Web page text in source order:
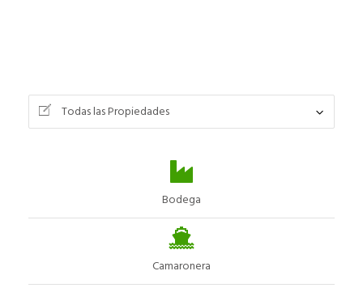
Todas las Propiedades
Bodega
Camaronera